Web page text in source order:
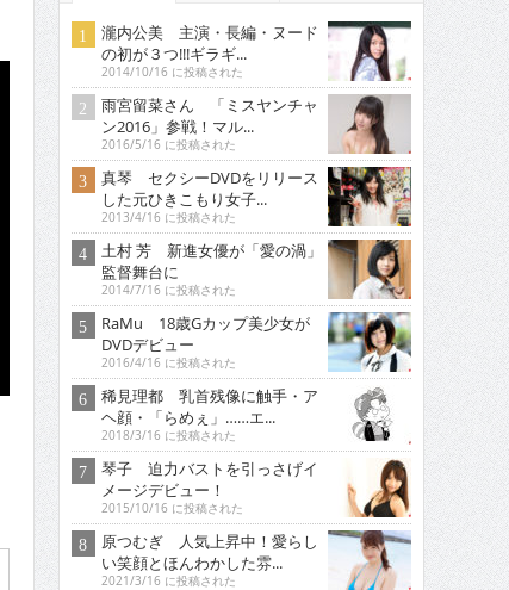
瀧内公美 主演・長編・ヌード
の初が３つ!!!ギラギ...
2014/10/16 に投稿された
雨宮留菜さん 「ミスヤンチャ
ン2016」参戦！マル...
2016/5/16 に投稿された
真琴 セクシーDVDをリリース
した元ひきこもり女子...
2013/4/16 に投稿された
土村 芳 新進女優が「愛の渦」
監督舞台に
2014/7/16 に投稿された
RaMu 18歳Gカップ美少女が
DVDデビュー
2016/4/16 に投稿された
稀見理都 乳首残像に触手・ア
ヘ顔・「らめぇ」……エ...
2018/3/16 に投稿された
琴子 迫力バストを引っさげイ
メージデビュー！
2015/10/16 に投稿された
原つむぎ 人気上昇中！愛らし
い笑顔とほんわかした雰...
2021/3/16 に投稿された